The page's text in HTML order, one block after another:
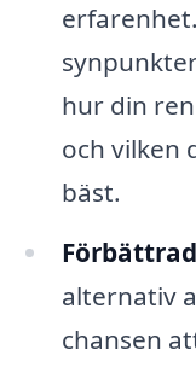
hur din
och vilken
bäst.
alternativ
chansen